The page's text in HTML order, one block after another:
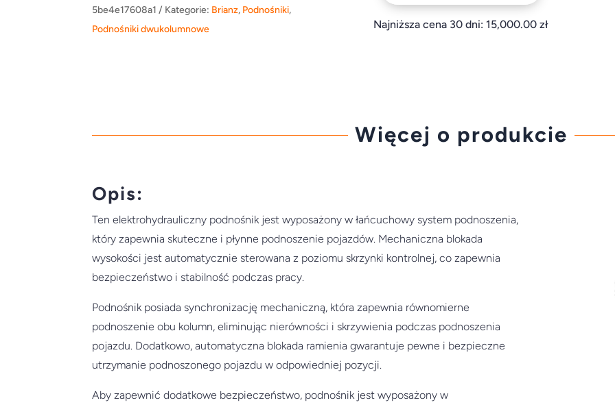
5be4e17608a1
Kategorie: Brianz, Podnośniki,
Podnośniki dwukolumnowe
Najniższa cena 30 dni: 15,000.00zł
Więcej o produkcie
Opis:
Ten elektrohydrauliczny podnośnik jest wyposażony w łańcuchowy system podnoszenia,
który zapewnia skuteczne i płynne podnoszenie pojazdów. Mechaniczna blokada
wysokości jest automatycznie sterowana z poziomu skrzynki kontrolnej, co zapewnia
bezpieczeństwo i stabilność podczas pracy.
Podnośnik posiada synchronizację mechaniczną, która zapewnia równomierne
podnoszenie obu kolumn, eliminując nierówności i skrzywienia podczas podnoszenia
pojazdu. Dodatkowo, automatyczna blokada ramienia gwarantuje pewne i bezpieczne
utrzymanie podnoszonego pojazdu w odpowiedniej pozycji.
Aby zapewnić dodatkowe bezpieczeństwo, podnośnik jest wyposażony w